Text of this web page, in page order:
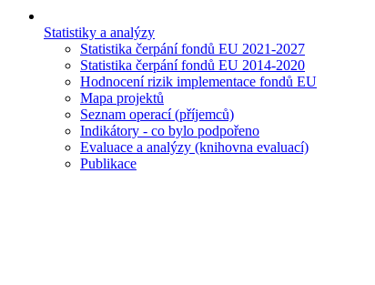
Statistiky a analýzy
Statistika čerpání fondů EU 2021-2027
Statistika čerpání fondů EU 2014-2020
Hodnocení rizik implementace fondů EU
Mapa projektů
Seznam operací (příjemců)
Indikátory - co bylo podpořeno
Evaluace a analýzy (knihovna evaluací)
Publikace